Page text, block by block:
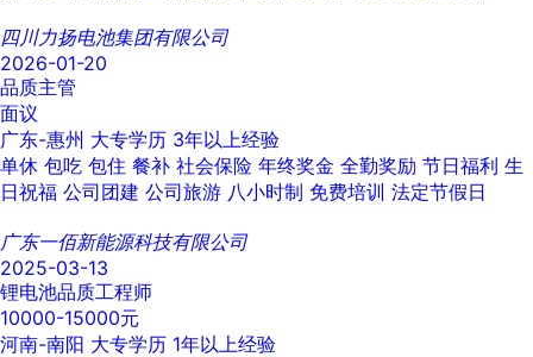
四川力扬电池集团有限公司
2026-01-20
品质主管
面议
广东-惠州 大专学历 3年以上经验
单休 包吃 包住 餐补 社会保险 年终奖金 全勤奖励 节日福利 生
日祝福 公司团建 公司旅游 八小时制 免费培训 法定节假日
广东一佰新能源科技有限公司
2025-03-13
锂电池品质工程师
10000-15000元
河南-南阳 大专学历 1年以上经验